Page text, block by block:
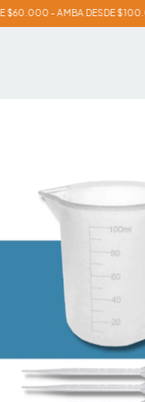
AMBA DESDE $100.000 -